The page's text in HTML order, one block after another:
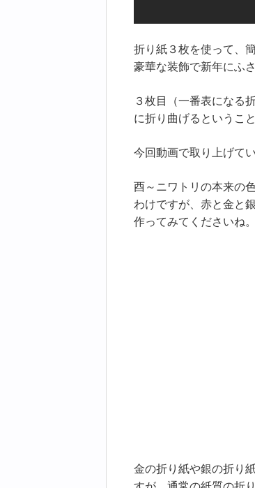
折り紙３枚を使って、
豪華な装飾で新年にふ
３枚目（一番表になる
に折り曲げるというこ
今回動画で取り上げて
酉～ニワトリの本来の
わけですが、赤と金と
作ってみてくださいね。
金の折り紙や銀の折り